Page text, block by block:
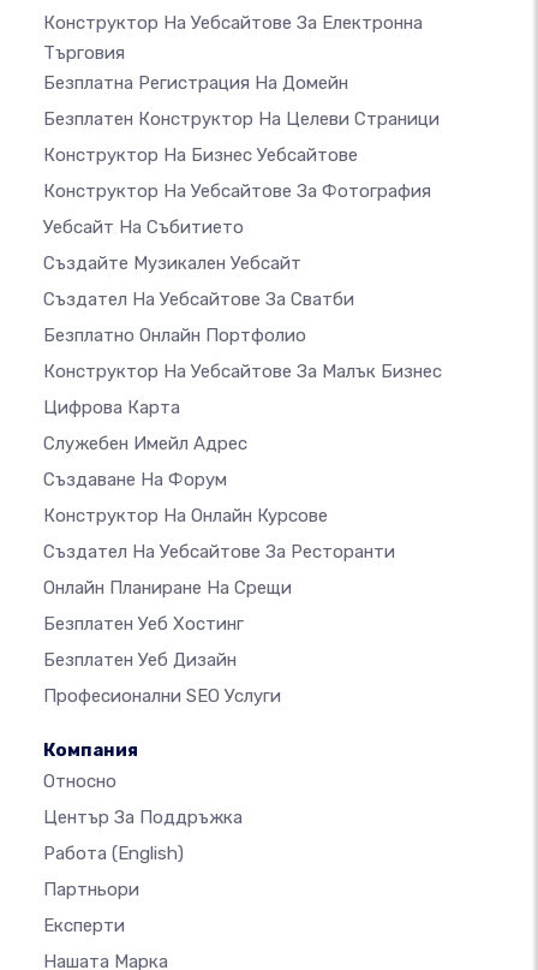
Конструктор На Уебсайтове За Електронна
Търговия
Безплатна Регистрация На Домейн
Безплатен Конструктор На Целеви Страници
Конструктор На Бизнес Уебсайтове
Конструктор На Уебсайтове За Фотография
Уебсайт На Събитието
Създайте Музикален Уебсайт
Създател На Уебсайтове За Сватби
Безплатно Онлайн Портфолио
Конструктор На Уебсайтове За Малък Бизнес
Цифрова Карта
Служебен Имейл Адрес
Създаване На Форум
Конструктор На Онлайн Курсове
Създател На Уебсайтове За Ресторанти
Онлайн Планиране На Срещи
Безплатен Уеб Хостинг
Безплатен Уеб Дизайн
Професионални SEO Услуги
Компания
Относно
Център За Поддръжка
Работа (English)
Партньори
Експерти
Нашата Марка